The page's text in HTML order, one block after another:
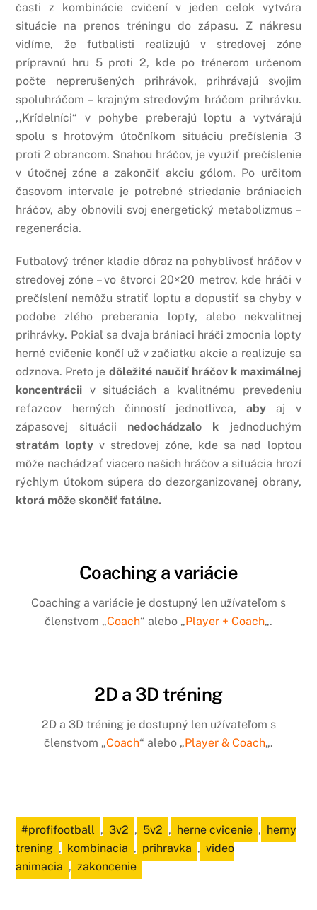
časti z kombinácie cvičení v jeden celok vytvára
situácie na prenos tréningu do zápasu. Z nákresu
vidíme, že futbalisti realizujú v stredovej zóne
prípravnú hru 5 proti 2, kde po trénerom určenom
počte neprerušených prihrávok, prihrávajú svojim
spoluhráčom – krajným stredovým hráčom prihrávku.
,,Krídelníci“ v pohybe preberajú loptu a vytvárajú
spolu s hrotovým útočníkom situáciu prečíslenia 3
proti 2 obrancom. Snahou hráčov, je využiť prečíslenie
v útočnej zóne a zakončiť akciu gólom. Po určitom
časovom intervale je potrebné striedanie brániacich
hráčov, aby obnovili svoj energetický metabolizmus –
regenerácia.
Futbalový tréner kladie dôraz na pohyblivosť hráčov v
stredovej zóne – vo štvorci 20×20 metrov, kde hráči v
prečíslení nemôžu stratiť loptu a dopustiť sa chyby v
podobe zlého preberania lopty, alebo nekvalitnej
prihrávky. Pokiaľ sa dvaja brániaci hráči zmocnia lopty
herné cvičenie končí už v začiatku akcie a realizuje sa
odznova. Preto je dôležité naučiť hráčov k maximálnej
koncentrácii v situáciách a kvalitnému prevedeniu
reťazcov herných činností jednotlivca,aby aj v
zápasovej situácii nedochádzalo k jednoduchým
stratám loptyv stredovej zóne, kde sa nad loptou
môže nachádzať viacero našich hráčov a situácia hrozí
rýchlym útokom súpera do dezorganizovanej obrany,
ktorá môže skončiť fatálne.
Coaching a variácie
Coaching a variácie je dostupný len užívateľom s
členstvom „Coach“ alebo „Player + Coach„.
2D a 3D tréning
2D a 3D tréning je dostupný len užívateľom s
členstvom „Coach“ alebo „Player & Coach„.
#profifootball , 3v2 , 5v2 , herne cvicenie , herny
trening , kombinacia , prihravka , video
animacia , zakoncenie